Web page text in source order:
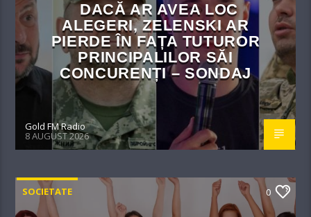
DACĂ AR AVEA LOC
ALEGERI, ZELENSKI AR
PIERDE ÎN FAȚA TUTUROR
PRINCIPALILOR SĂI
CONCURENȚI – SONDAJ
Gold FM Radio
8 AUGUST 2026
SOCIETATE 0